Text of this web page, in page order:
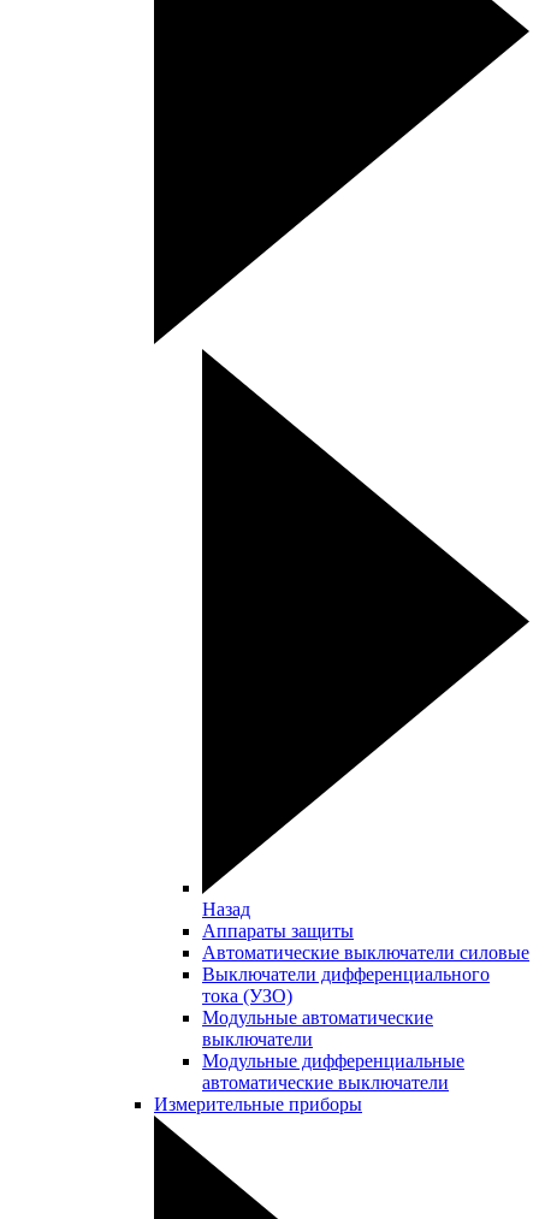
Назад
Аппараты защиты
Автоматические выключатели силовые
Выключатели дифференциального
тока (УЗО)
Модульные автоматические
выключатели
Модульные дифференциальные
автоматические выключатели
Измерительные приборы